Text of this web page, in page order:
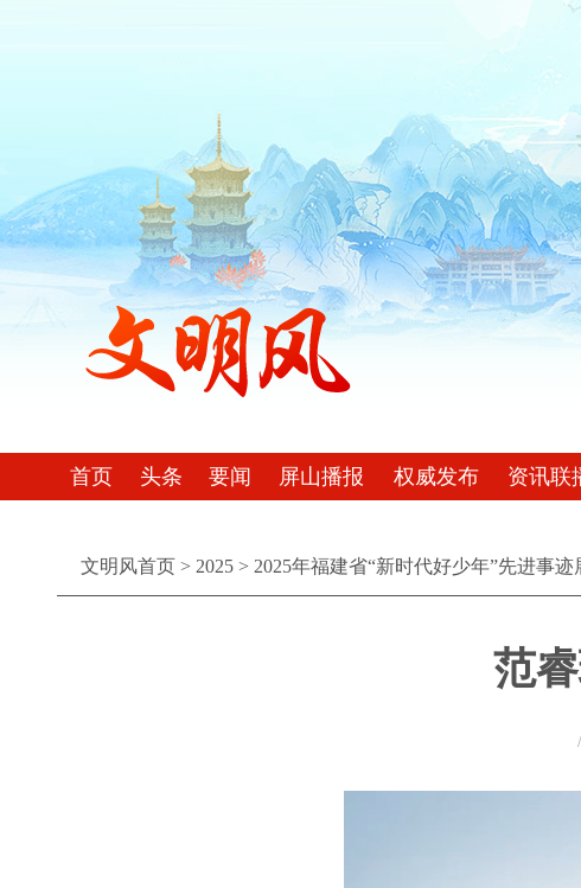
首页 头条 要闻 屏山播报 权威发布 资讯联
文明风首页 > 2025 > 2025年福建省“新时代好少年”先进事迹
范